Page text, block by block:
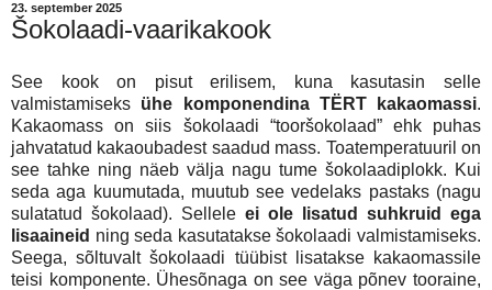
23. september 2025
Šokolaadi-vaarikakook
See kook on pisut erilisem, kuna kasutasin selle
valmistamiseks ühe komponendina TЁRT kakaomassi.
Kakaomass on siis šokolaadi “tooršokolaad” ehk puhas
jahvatatud kakaoubadest saadud mass. Toatemperatuuril on
see tahke ning näeb välja nagu tume šokolaadiplokk. Kui
seda aga kuumutada, muutub see vedelaks pastaks (nagu
sulatatud šokolaad). Sellele ei ole lisatud suhkruid ega
lisaaineid ning seda kasutatakse šokolaadi valmistamiseks.
Seega, sõltuvalt šokolaadi tüübist lisatakse kakaomassile
teisi komponente. Ühesõnaga on see väga põnev tooraine,